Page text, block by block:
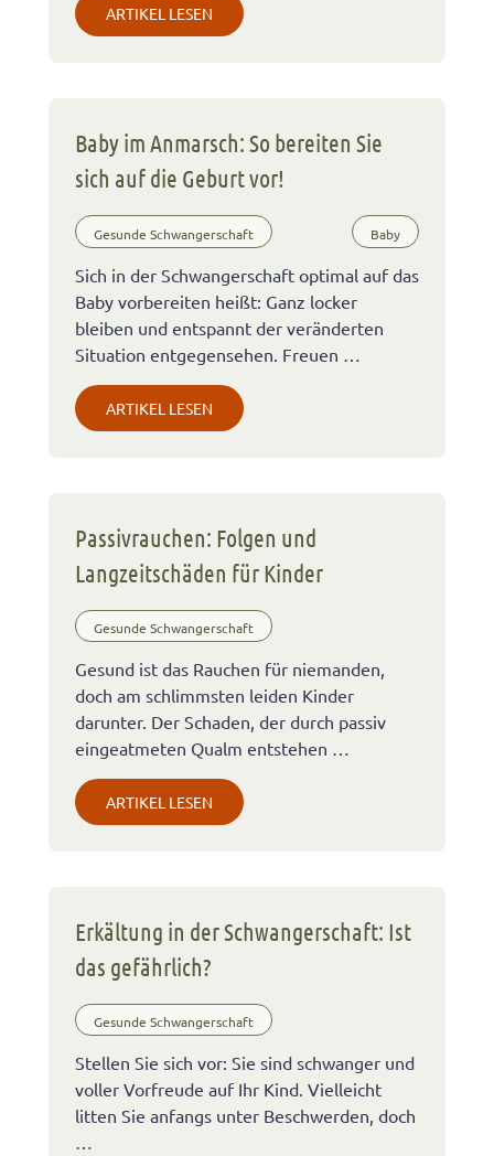
ARTIKEL LESEN
Baby im Anmarsch: So bereiten Sie
sich auf die Geburt vor!
Gesunde Schwangerschaft Baby
Sich in der Schwangerschaft optimal auf das
Baby vorbereiten heißt: Ganz locker
bleiben und entspannt der veränderten
Situation entgegensehen. Freuen …
ARTIKEL LESEN
Passivrauchen: Folgen und
Langzeitschäden für Kinder
Gesunde Schwangerschaft
Gesund ist das Rauchen für niemanden,
doch am schlimmsten leiden Kinder
darunter. Der Schaden, der durch passiv
eingeatmeten Qualm entstehen …
ARTIKEL LESEN
Erkältung in der Schwangerschaft: Ist
das gefährlich?
Gesunde Schwangerschaft
Stellen Sie sich vor: Sie sind schwanger und
voller Vorfreude auf Ihr Kind. Vielleicht
litten Sie anfangs unter Beschwerden, doch